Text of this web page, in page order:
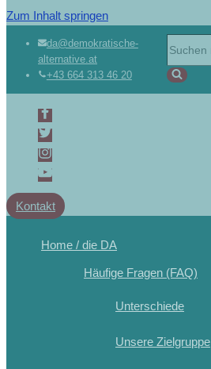
Zum Inhalt springen
da@demokratische-
alternative.at
+43 664 313 46 20
Kontakt
Home / die DA
Häufige Fragen (FAQ)
Unterschiede
Unsere Zielgruppe